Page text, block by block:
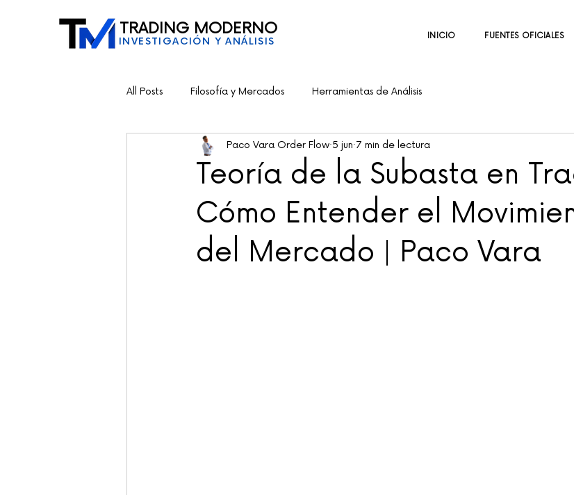
TRADING MODERNO
INVESTIGACIÓN Y ANÁLISIS INICIO FUENTES OFICIALES
All Posts Filosofía y Mercados Herramientas de Análisis
Teoría de la Subasta en
Cómo Entender el
del Mercado | Paco Vara
Paco Vara Order Flow 5 jun 7 min de lectura